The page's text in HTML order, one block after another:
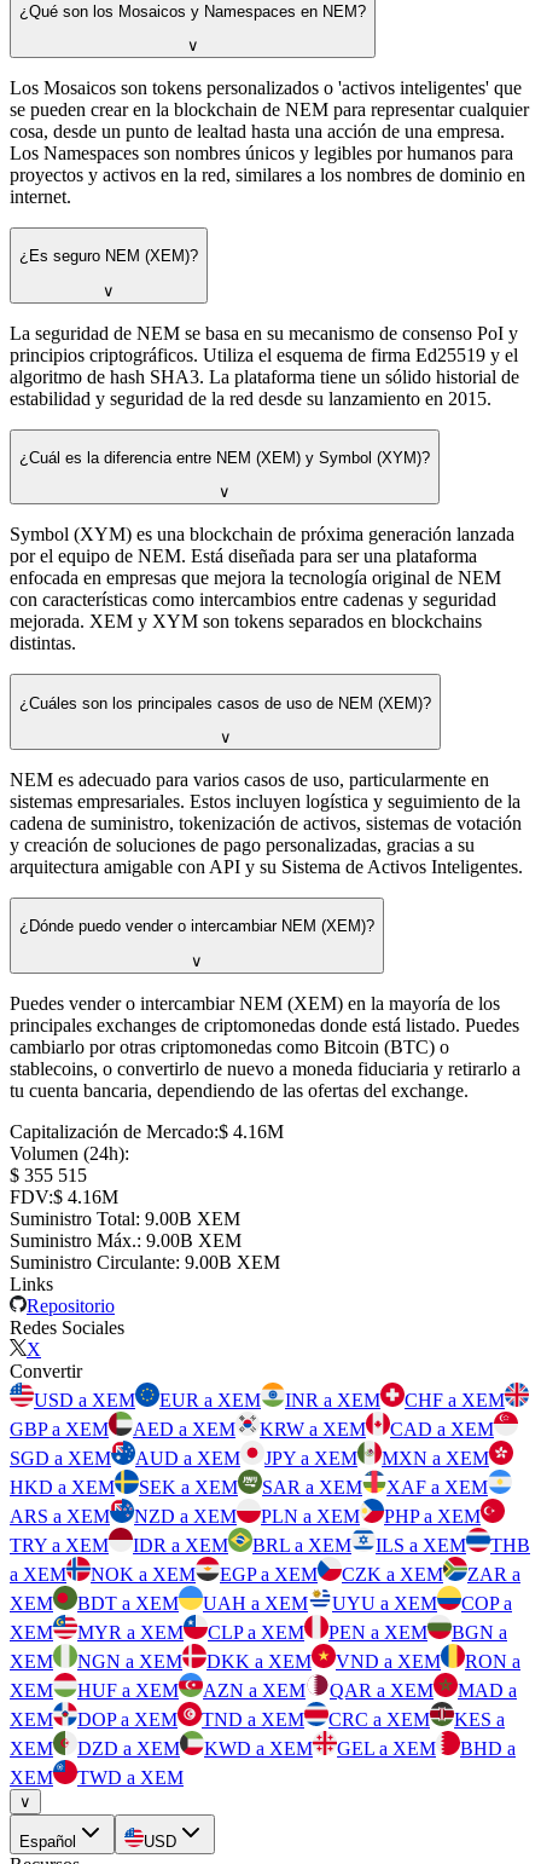
¿Qué son los Mosaicos y Namespaces en NEM?
∨
Los Mosaicos son tokens personalizados o 'activos inteligentes' que
se pueden crear en la blockchain de NEM para representar cualquier
cosa, desde un punto de lealtad hasta una acción de una empresa.
Los Namespaces son nombres únicos y legibles por humanos para
proyectos y activos en la red, similares a los nombres de dominio en
internet.
¿Es seguro NEM (XEM)?
∨
La seguridad de NEM se basa en su mecanismo de consenso PoI y
principios criptográficos. Utiliza el esquema de firma Ed25519 y el
algoritmo de hash SHA3. La plataforma tiene un sólido historial de
estabilidad y seguridad de la red desde su lanzamiento en 2015.
¿Cuál es la diferencia entre NEM (XEM) y Symbol (XYM)?
∨
Symbol (XYM) es una blockchain de próxima generación lanzada
por el equipo de NEM. Está diseñada para ser una plataforma
enfocada en empresas que mejora la tecnología original de NEM
con características como intercambios entre cadenas y seguridad
mejorada. XEM y XYM son tokens separados en blockchains
distintas.
¿Cuáles son los principales casos de uso de NEM (XEM)?
∨
NEM es adecuado para varios casos de uso, particularmente en
sistemas empresariales. Estos incluyen logística y seguimiento de la
cadena de suministro, tokenización de activos, sistemas de votación
y creación de soluciones de pago personalizadas, gracias a su
arquitectura amigable con API y su Sistema de Activos Inteligentes.
¿Dónde puedo vender o intercambiar NEM (XEM)?
∨
Puedes vender o intercambiar NEM (XEM) en la mayoría de los
principales exchanges de criptomonedas donde está listado. Puedes
cambiarlo por otras criptomonedas como Bitcoin (BTC) o
stablecoins, o convertirlo de nuevo a moneda fiduciaria y retirarlo a
tu cuenta bancaria, dependiendo de las ofertas del exchange.
Capitalización de Mercado:⁦$⁩ 4.16M
Volumen (24h):
⁦$⁩ 355 515
FDV:⁦$⁩ 4.16M
Suministro Total: ⁦⁩ 9.00B XEM
Suministro Máx.: ⁦⁩ 9.00B XEM
Suministro Circulante: ⁦⁩ 9.00B XEM
Links
Repositorio
Redes Sociales
X
Convertir
USD a XEM
EUR a XEM INR a XEM
CHF a XEM
GBP a XEM
AED a XEM KRW a XEM
CAD a XEM
SGD a XEM
AUD a XEM JPY a XEM
MXN a XEM
HKD a XEM
SEK a XEM SAR a XEM
XAF a XEM
ARS a XEM
NZD a XEM PLN a XEM
PHP a XEM
TRY a XEM
IDR a XEM BRL a XEM ILS a XEM
THB
a XEM
NOK a XEM EGP a XEM CZK a XEM
ZAR a
XEM
BDT a XEM UAH a XEM UYU a XEM
COP a
XEM
MYR a XEM CLP a XEM PEN a XEM
BGN a
XEM
NGN a XEM DKK a XEM VND a XEM
RON a
XEM
HUF a XEM AZN a XEM QAR a XEM
MAD a
XEM
DOP a XEM TND a XEM CRC a XEM
KES a
XEM
DZD a XEM KWD a XEM GEL a XEM
BHD a
XEM
TWD a XEM
∨
Español USD